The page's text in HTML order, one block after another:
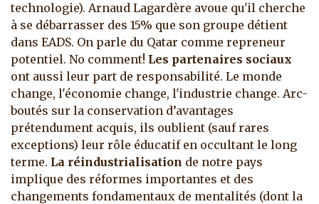
technologie). Arnaud Lagardère avoue qu'il cherche
à se débarrasser des 15% que son groupe détient
dans EADS. On parle du Qatar comme repreneur
potentiel. No comment! Les partenaires sociaux
ont aussi leur part de responsabilité. Le monde
change, l'économie change, l'industrie change. Arc-
boutés sur la conservation d’avantages
prétendument acquis, ils oublient (sauf rares
exceptions) leur rôle éducatif en occultant le long
terme. La réindustrialisation de notre pays
implique des réformes importantes et des
changements fondamentaux de mentalités (dont la